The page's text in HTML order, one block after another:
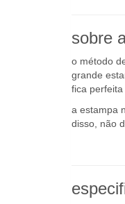
sobre
o método
grande
fica perfeita
a estampa
disso, não